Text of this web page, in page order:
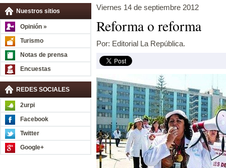
Nuestros sitios
Opinión »
Turismo
Notas de prensa
Encuestas
REDES SOCIALES
2urpi
Facebook
Twitter
Google+
Viernes 14 de septiembre 2012
Reforma o reforma
Por: Editorial La República.